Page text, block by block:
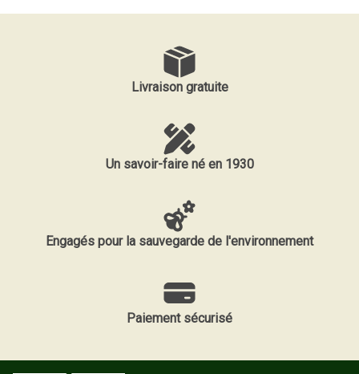
Livraison gratuite
Un savoir-faire né en 1930
Engagés pour la sauvegarde de l'environnement
Paiement sécurisé